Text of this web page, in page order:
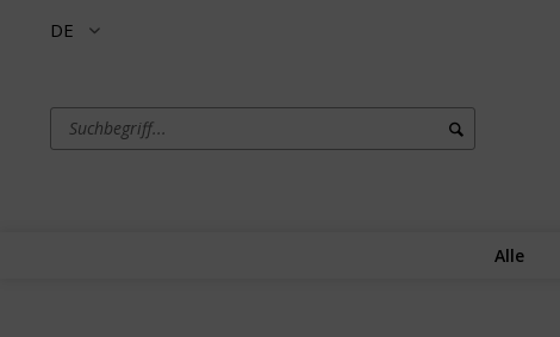
DE
Alle